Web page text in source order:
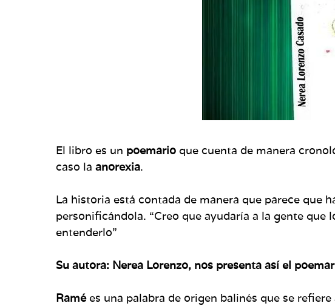
El libro es un poemario que cuenta de manera
caso la anorexia.
La historia está contada de manera que parece que
personificándola. “Creo que ayudaría a la gente
entenderlo”
Su autora: Nerea Lorenzo, nos presenta así el
Ramées una palabra de origen balinés que se